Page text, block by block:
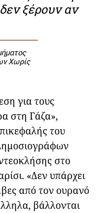
ξέρουν αν
Χωρίς
για τους
στη Γάζα»,
του
στο
«Δεν υπάρχει
από τον ουρανό
βάλλονται